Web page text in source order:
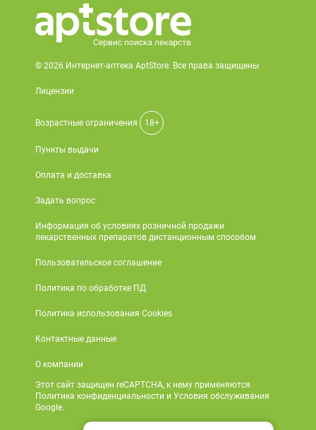
© 2026 Интернет-аптека AptStore. Все права защищены
Лицензии
Возрастные ограничения 18+
Пункты выдачи
Оплата и доставка
Задать вопрос
Информация об условиях розничной продажи
лекарственных препаратов дистанционным способом
Пользовательское соглашение
Политика по обработке ПД
Политика использования Cookies
Контактные данные
О компании
Этот сайт защищен reCAPTCHA, к нему применяются
Политика конфиденциальности и Условия обслуживания
Google.